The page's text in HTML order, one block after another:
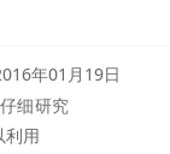
年01月19日
细研究
利用